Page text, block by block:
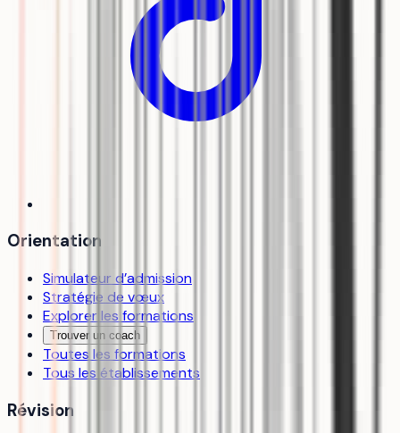
Orientation
Simulateur d’admission
Stratégie de vœux
Explorer les formations
Trouver un coach
Toutes les formations
Tous les établissements
Révision